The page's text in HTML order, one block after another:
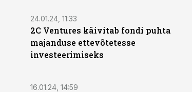
24.01.24, 11:33
2C Ventures käivitab fondi puhta
majanduse ettevõtetesse
investeerimiseks
16.01.24, 14:59